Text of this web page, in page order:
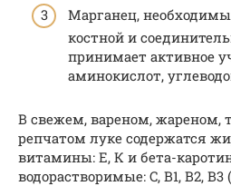
Марганец,
костной и
принимает активное
аминокислот,
В свежем, вареном, жареном,
репчатом луке содержатся
витамины: Е, К и бета-
водорастворимые: C, B1, B2, B3